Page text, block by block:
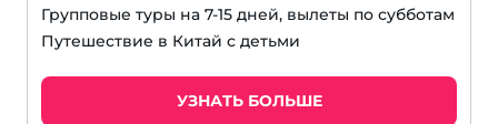
Групповые туры на 7-15 дней, вылеты по субботам
Путешествие в Китай с детьми
УЗНАТЬ БОЛЬШЕ